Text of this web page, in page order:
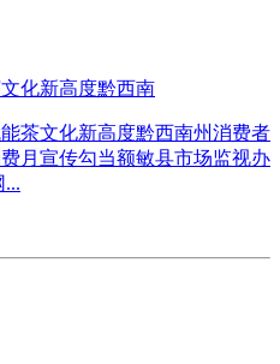
化新高度黔西南
茶文化新高度黔西南州消费者
月宣传勾当额敏县市场监视办
...